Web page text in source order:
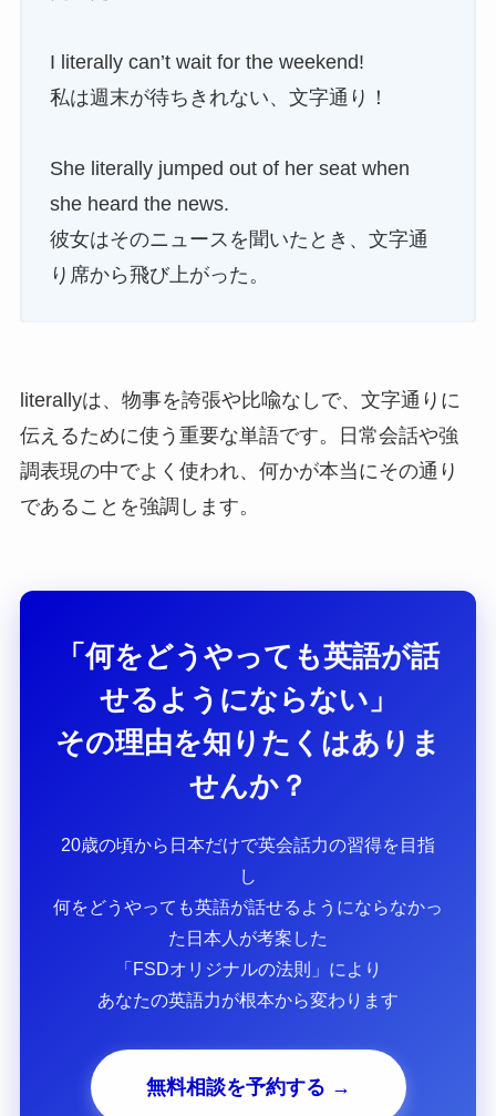
I literally can’t wait for the weekend!
私は週末が待ちきれない、文字通り！
She literally jumped out of her seat when
she heard the news.
彼女はそのニュースを聞いたとき、文字通
り席から飛び上がった。
literallyは、物事を誇張や比喩なしで、文字通りに
伝えるために使う重要な単語です。日常会話や強
調表現の中でよく使われ、何かが本当にその通り
であることを強調します。
「何をどうやっても英語が話
せるようにならない」
その理由を知りたくはありま
せんか？
20歳の頃から日本だけで英会話力の習得を目指
し
何をどうやっても英語が話せるようにならなかっ
た日本人が考案した
「FSDオリジナルの法則」により
あなたの英語力が根本から変わります
無料相談を予約する →